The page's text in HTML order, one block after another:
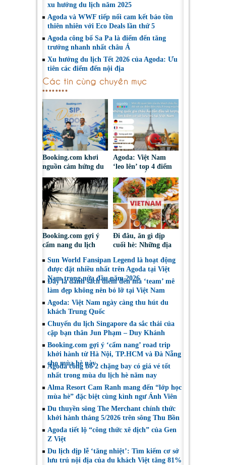
xu hướng du lịch năm 2025
Agoda và WWF tiếp nối cam kết bảo tồn
thiên nhiên với Eco Deals lần thứ 5
Agoda công bố Sa Pa là điểm đến tăng
trưởng nhanh nhất châu Á
Xu hướng du lịch Tết 2026 của Agoda: Ưu
tiên các điểm đến nội địa
Các tin cùng chuyên mục
Booking.com khơi
nguồn cảm hứng du
lịch hè thông
qua trải nghiệm pop-
up cà phê
Agoda: Việt Nam
‘leo lên’ top 4 điểm
đến châu Á được du
khách châu Âu tìm
kiếm hè 2026
Booking.com gợi ý
cẩm nang du lịch
lợi ích cho cộng đồng
địa phương
Đi đâu, ăn gì dịp
cuối hè: Những địa
Việt tìm kiếm nhiều
nhất trên Agoda
Sun World Fansipan Legend là hoạt động
được đặt nhiều nhất trên Agoda tại Việt
Nam trong nửa đầu năm 2026
Đây là danh sách điểm đến mà ‘team’ mê
làm đẹp không nên bỏ lỡ tại Việt Nam
Agoda: Việt Nam ngày càng thu hút du
khách Trung Quốc
Chuyến du lịch Singapore đa sắc thái của
cặp bạn thân Jun Phạm – Duy Khánh
Booking.com gợi ý ‘cẩm nang’ road trip
khởi hành từ Hà Nội, TP.HCM và Đà Nẵng
cho mùa hè này
Agoda công bố 2 chặng bay có giá vé tốt
nhất trong mùa du lịch hè năm nay
Alma Resort Cam Ranh mang đến “lớp học
mùa hè” đặc biệt cùng kình ngư Ánh Viên
Du thuyền sông The Merchant chính thức
khởi hành tháng 5/2026 trên sông Thu Bồn
Agoda tiết lộ “công thức xê dịch” của Gen
Z Việt
Du lịch dịp lễ ‘tăng nhiệt’: Tìm kiếm cơ sở
lưu trú nội địa của du khách Việt tăng 81%